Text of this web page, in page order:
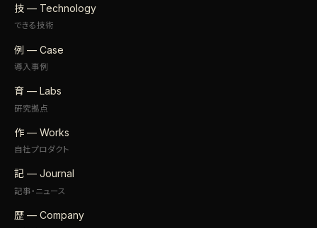
技 — Technology
できる技術
例 — Case
導入事例
育 — Labs
研究拠点
作 — Works
自社プロダクト
記 — Journal
記事・ニュース
歴 — Company